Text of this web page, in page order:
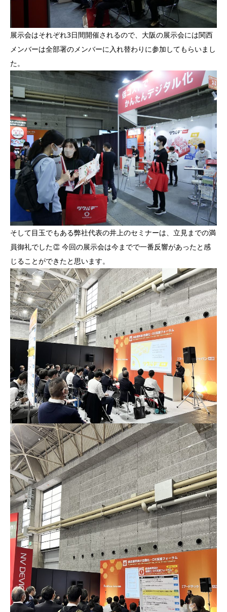
展示会はそれぞれ3日間開催されるので、大阪の展示会には関西
メンバーは全部署のメンバーに入れ替わりに参加してもらいまし
た。
そして目玉でもある弊社代表の井上のセミナーは、立見までの満
員御礼でした👏 今回の展示会は今までで一番反響があったと感
じることができたと思います。